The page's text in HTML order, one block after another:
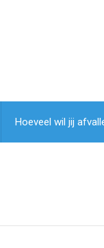
Hoeveel wil jij